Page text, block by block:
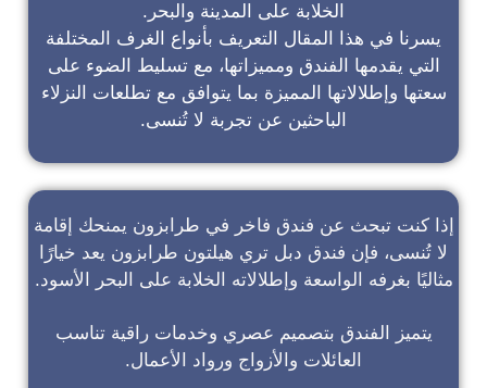
الخلابة على المدينة والبحر.
يسرنا في هذا المقال التعريف بأنواع الغرف المختلفة
التي يقدمها الفندق ومميزاتها، مع تسليط الضوء على
سعتها وإطلالاتها المميزة بما يتوافق مع تطلعات النزلاء
الباحثين عن تجربة لا تُنسى.
إذا كنت تبحث عن فندق فاخر في طرابزون يمنحك إقامة
لا تُنسى، فإن فندق دبل تري هيلتون طرابزون يعد خيارًا
مثاليًا بغرفه الواسعة وإطلالاته الخلابة على البحر الأسود.
يتميز الفندق بتصميم عصري وخدمات راقية تناسب
العائلات والأزواج ورواد الأعمال.